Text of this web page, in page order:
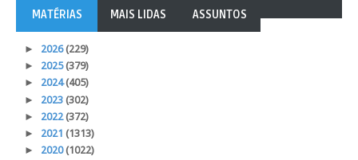
MATÉRIAS MAIS LIDAS ASSUNTOS
► 2026(229)
► 2025(379)
► 2024(405)
► 2023 (302)
► 2022(372)
► 2021 (1313)
► 2020(1022)